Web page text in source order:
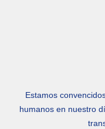
Estamos
humanos en nuestro